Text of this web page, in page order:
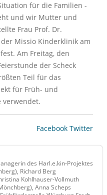
für die Familien -
und wir Mutter und
Frau Prof. Dr.
Missio Kinderklinik am
Am Freitag, den
der Scheck
Teil für das
für Früh- und
verwendet.
Facebook Twitter
des Harl.e.kin-Projektes
Richard Berg
Kohlhauser-Vollmuth
Anna Scheps